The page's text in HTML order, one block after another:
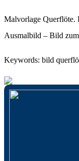
Malvorlage Querflöte.
Ausmalbild – Bild
Keywords: bild